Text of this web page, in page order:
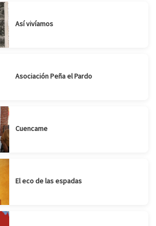
Así vivíamos
Asociación Peña el Pardo
Cuencame
El eco de las espadas